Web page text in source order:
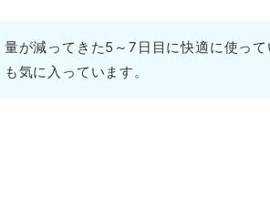
：うぃんさん
した。
暖かさがあります。
良い厚みで安心感もあるかなと思いま
量が減ってきた5～7日目に快適に使っ
も気に入っています。